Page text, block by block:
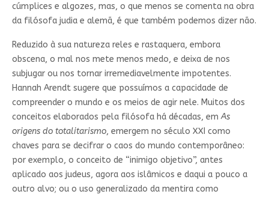
cúmplices e algozes, mas, o que menos se comenta na obra
da filósofa judia e alemã, é que também podemos dizer não.
Reduzido à sua natureza reles e rastaquera, embora
obscena, o mal nos mete menos medo, e deixa de nos
subjugar ou nos tornar irremediavelmente impotentes.
Hannah Arendt sugere que possuímos a capacidade de
compreender o mundo e os meios de agir nele. Muitos dos
conceitos elaborados pela filósofa há décadas, emAs
origens do totalitarismo, emergem no século XXI como
chaves para se decifrar o caos do mundo contemporâneo:
por exemplo, o conceito de “inimigo objetivo”, antes
aplicado aos judeus, agora aos islâmicos e daqui a pouco a
outro alvo; ou o uso generalizado da mentira como